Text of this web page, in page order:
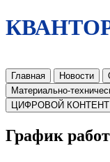
Главная Новости
Материально-
ЦИФРОВОЙ КОНТЕНТ
График